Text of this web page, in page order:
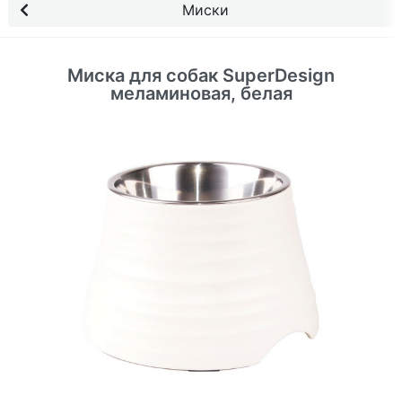
Миски
Миска для собак SuperDesign
меламиновая, белая